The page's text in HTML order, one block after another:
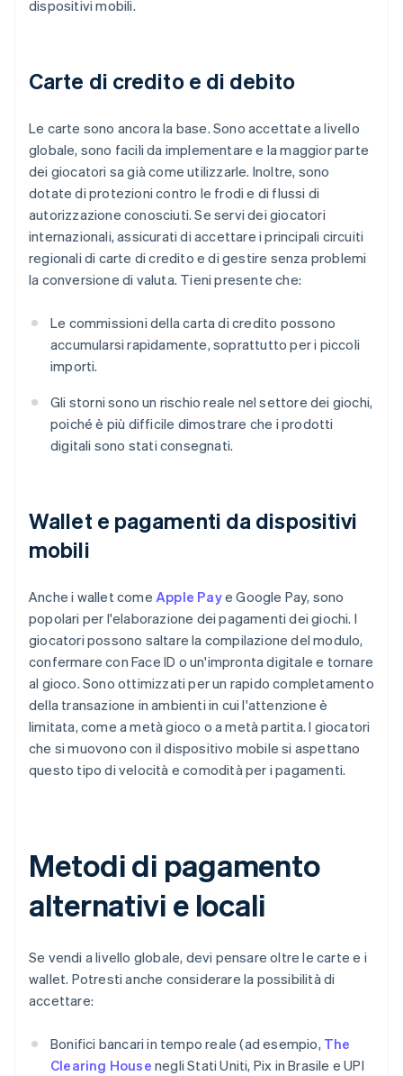
dispositivi mobili.
Carte di credito e di debito
Le carte sono ancora la base. Sono accettate a livello
globale, sono facili da implementare e la maggior parte
dei giocatori sa già come utilizzarle. Inoltre, sono
dotate di protezioni contro le frodi e di flussi di
autorizzazione conosciuti. Se servi dei giocatori
internazionali, assicurati di accettare i principali circuiti
regionali di carte di credito e di gestire senza problemi
la conversione di valuta. Tieni presente che:
Le commissioni della carta di credito possono
accumularsi rapidamente, soprattutto per i piccoli
importi.
Gli storni sono un rischio reale nel settore dei giochi,
poiché è più difficile dimostrare che i prodotti
digitali sono stati consegnati.
Wallet e pagamenti da dispositivi
mobili
Anche i wallet come Apple Paye Google Pay, sono
popolari per l'elaborazione dei pagamenti dei giochi. I
giocatori possono saltare la compilazione del modulo,
confermare con Face ID o un'impronta digitale e tornare
al gioco. Sono ottimizzati per un rapido completamento
della transazione in ambienti in cui l'attenzione è
limitata, come a metà gioco o a metà partita. I giocatori
che si muovono con il dispositivo mobile si aspettano
questo tipo di velocità e comodità per i pagamenti.
Metodi di pagamento
alternativi e locali
Se vendi a livello globale, devi pensare oltre le carte e i
wallet. Potresti anche considerare la possibilità di
accettare:
Bonifici bancari in tempo reale (ad esempio, The
Clearing House negli Stati Uniti, Pix in Brasile e UPI